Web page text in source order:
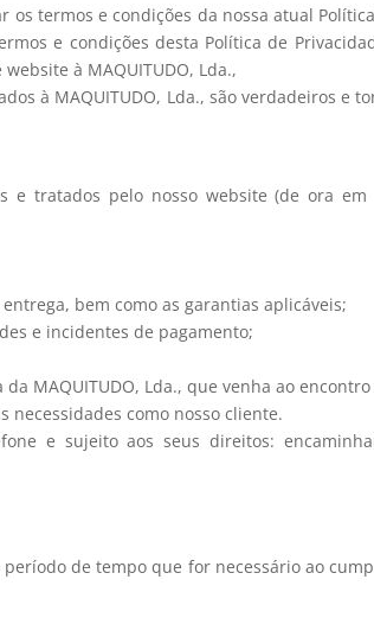
termos e condições da nossa atual
e condições desta Política de
à MAQUITUDO, Lda.,
à MAQUITUDO, Lda., são verdadeiros e
e tratados pelo nosso website (de ora
bem como as garantias aplicáveis;
e incidentes de pagamento;
MAQUITUDO, Lda., que venha ao
necessidades como nosso cliente.
e sujeito aos seus direitos:
período de tempo que for necessário ao